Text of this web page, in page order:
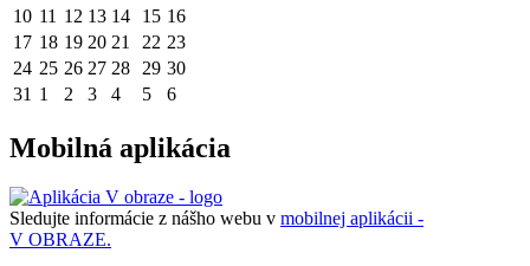
10 11 12 13 14 15 16
17 18 19 20 21 22 23
24 25 26 27 28 29 30
31 1 2 3 4 5 6
Mobilná aplikácia
Sledujte informácie z nášho webu v mobilnej aplikácii -
V OBRAZE.